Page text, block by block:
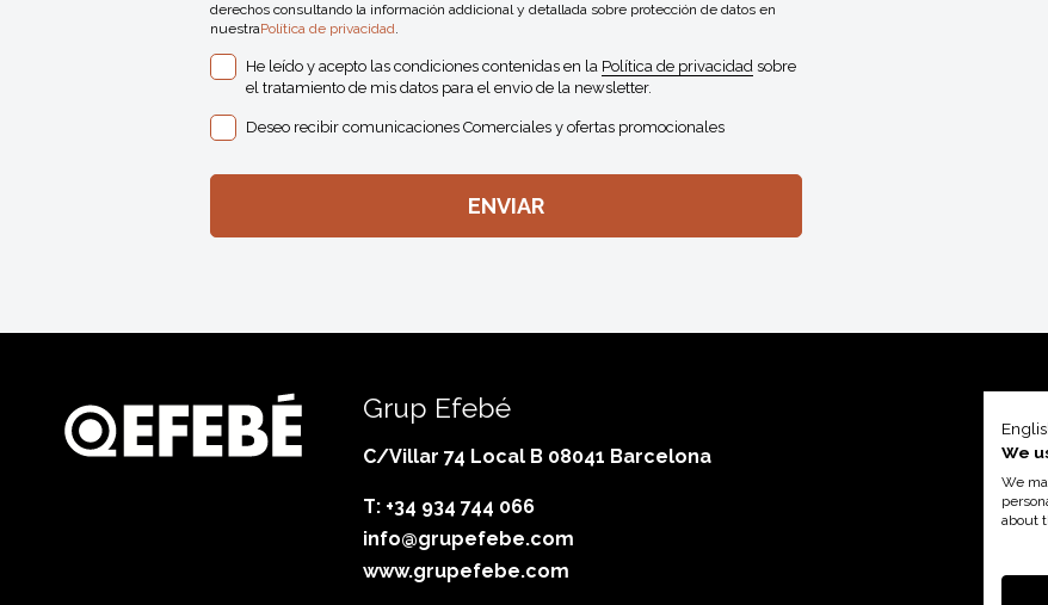
derechos consultando la información addicional y detallada sobre protección de datos en
nuestraPolítica de privacidad.
He leído y acepto las condiciones contenidas en la Política de privacidadsobre
el tratamiento de mis datos para el envio de la newsletter.
Deseo recibir comunicaciones Comerciales y ofertas promocionales
Grup Efebé
C/Villar 74 Local B 08041 Barcelona
T: +34 934 744 066
info@grupefebe.com
www.grupefebe.com
We
We
about